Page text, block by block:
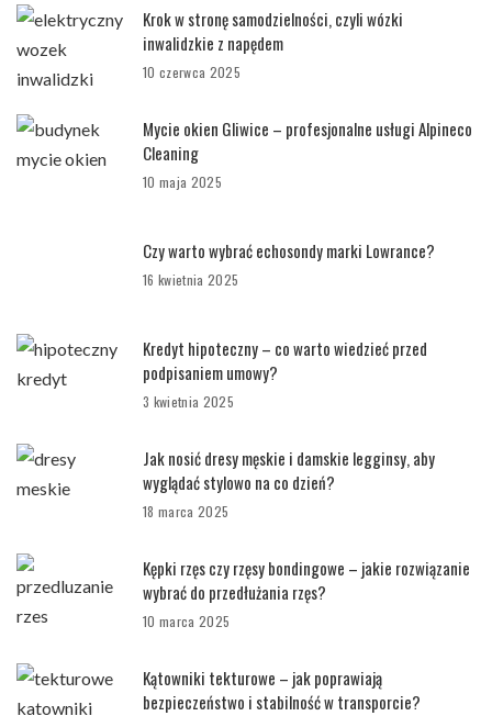
Krok w stronę samodzielności, czyli wózki
inwalidzkie z napędem
10 czerwca 2025
Mycie okien Gliwice – profesjonalne usługi Alpineco
Cleaning
10 maja 2025
Czy warto wybrać echosondy marki Lowrance?
16 kwietnia 2025
Kredyt hipoteczny – co warto wiedzieć przed
podpisaniem umowy?
3 kwietnia 2025
Jak nosić dresy męskie i damskie legginsy, aby
wyglądać stylowo na co dzień?
18 marca 2025
Kępki rzęs czy rzęsy bondingowe – jakie rozwiązanie
wybrać do przedłużania rzęs?
10 marca 2025
Kątowniki tekturowe – jak poprawiają
bezpieczeństwo i stabilność w transporcie?